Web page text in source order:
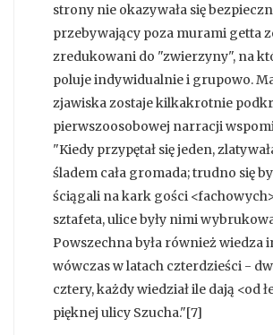
strony nie okazywała się
przebywający poza murami getta
zredukowani do "zwierzyny", na
poluje indywidualnie i grupowo.
zjawiska zostaje kilkakrotnie
pierwszoosobowej narracji
"Kiedy przypętał się jeden,
śladem cała gromada; trudno się
ściągali na kark gości
sztafeta, ulice były nimi
Powszechna była również wiedza
wówczas w latach czterdzieści -
cztery, każdy wiedział ile dają <od
pięknej ulicy Szucha."[7]